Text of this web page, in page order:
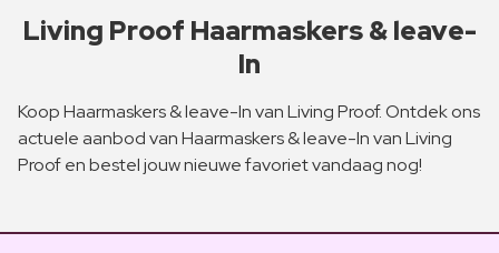
Living Proof Haarmaskers & leave-
In
Koop Haarmaskers & leave-In van Living Proof. Ontdek ons
actuele aanbod van Haarmaskers & leave-In van Living
Proof en bestel jouw nieuwe favoriet vandaag nog!